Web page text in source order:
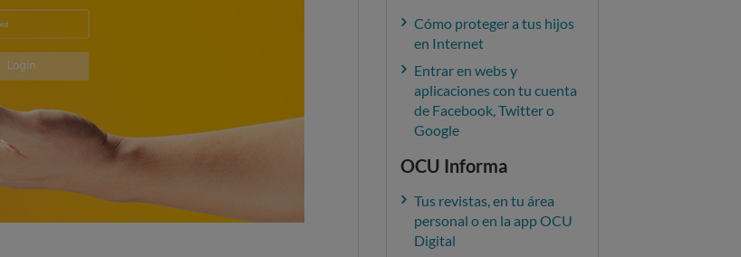
Cómo proteger a tus hijos
en Internet
Entrar en webs y
aplicaciones con tu cuenta
de Facebook, Twitter o
Google
OCU Informa
Tus revistas, en tu área
personal o en la app OCU
Digital